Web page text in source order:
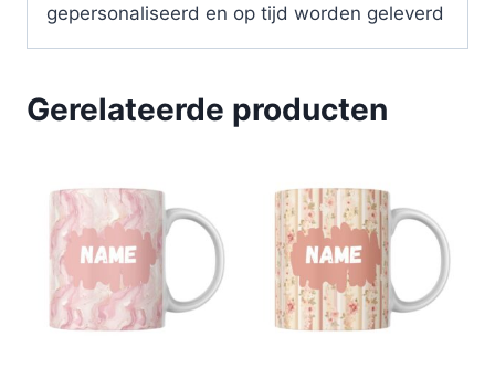
gepersonaliseerd en op tijd worden geleverd
Gerelateerde producten